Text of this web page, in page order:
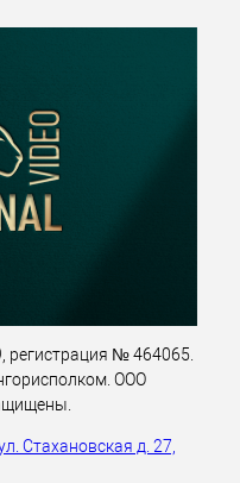
регистрация № 464065.
ООО
Стахановская д. 27,